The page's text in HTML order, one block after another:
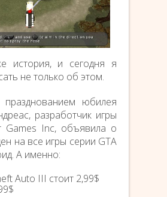
история, и сегодня я
не только об этом.
юбилея
разработчик игры
Inc, объявила о
на все игры серии GTA
А именно:
Auto III стоит 2,99$